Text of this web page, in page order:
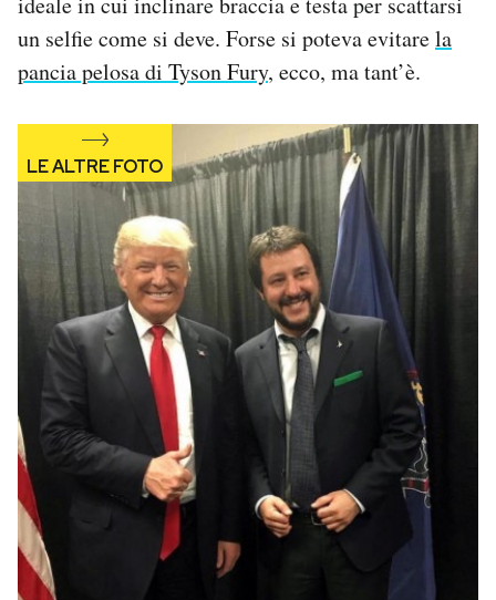
un selfie come si deve. Forse si poteva evitarela
pancia pelosa di Tyson Fury, ecco, ma tant’è.